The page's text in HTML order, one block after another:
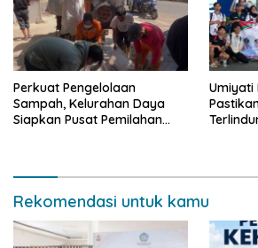
Perkuat Pengelolaan
Sampah, Kelurahan Daya
Siapkan Pusat Pemilahan
Umiyati
Rekomendasi untuk kamu